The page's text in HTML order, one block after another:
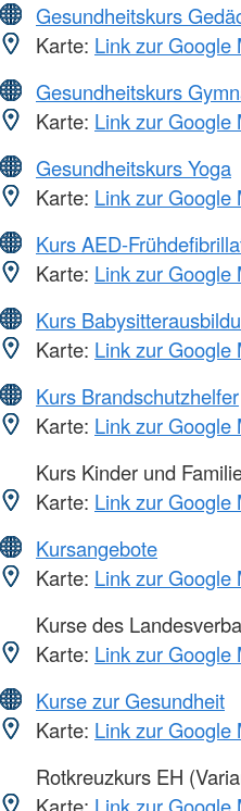
Gesundheitskurs
Karte: Link zur Google
Gesundheitskurs
Karte: Link zur Google
Gesundheitskurs Yoga
Karte: Link zur Google
Kurs AED-
Karte: Link zur Google
Kurs
Karte: Link zur Google
Kurs Brandschutzhelfer
Karte: Link zur Google
Kurs Kinder und
Karte: Link zur Google
Kursangebote
Karte: Link zur Google
Kurse des
Karte: Link zur Google
Kurse zur Gesundheit
Karte: Link zur Google
Rotkreuzkurs EH